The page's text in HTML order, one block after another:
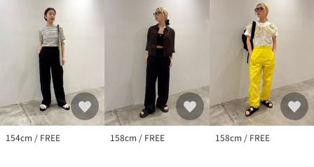
154cm / FREE 158cm / FREE 158cm / FREE